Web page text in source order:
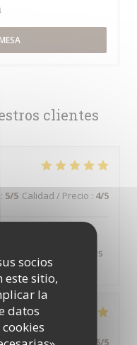
socios
este sitio,
la
datos
clientes
: 5/5 Calidad / Precio : 4/5
pas trop cuite
ma femme et mes
5/5 Calidad / Precio 5/5